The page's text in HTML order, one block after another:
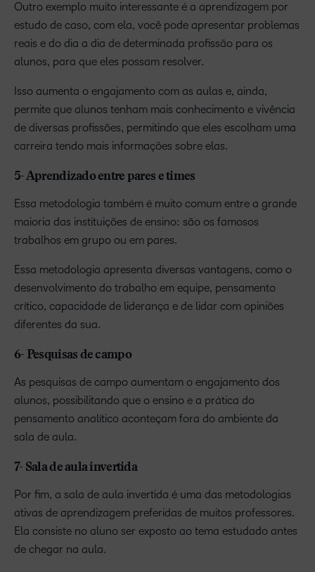
Outro exemplo muito interessante é a aprendizagem por
estudo de caso, com ela, você pode apresentar problemas
reais e do dia a dia de determinada profissão para os
alunos, para que eles possam resolver.
Isso aumenta o engajamento com as aulas e, ainda,
permite que alunos tenham mais conhecimento e vivência
de diversas profissões, permitindo que eles escolham uma
carreira tendo mais informações sobre elas.
5- Aprendizado entre pares e times
Essa metodologia também é muito comum entre a grande
maioria das instituições de ensino: são os famosos
trabalhos em grupo ou em pares.
Essa metodologia apresenta diversas vantagens, como o
desenvolvimento do trabalho em equipe, pensamento
crítico, capacidade de liderança e de lidar com opiniões
diferentes da sua.
6- Pesquisas de campo
As pesquisas de campo aumentam o engajamento dos
alunos, possibilitando que o ensino e a prática do
pensamento analítico aconteçam fora do ambiente da
sala de aula.
7- Sala de aula invertida
Por fim, a sala de aula invertida é uma das metodologias
ativas de aprendizagem preferidas de muitos professores.
Ela consiste no aluno ser exposto ao tema estudado antes
de chegar na aula.